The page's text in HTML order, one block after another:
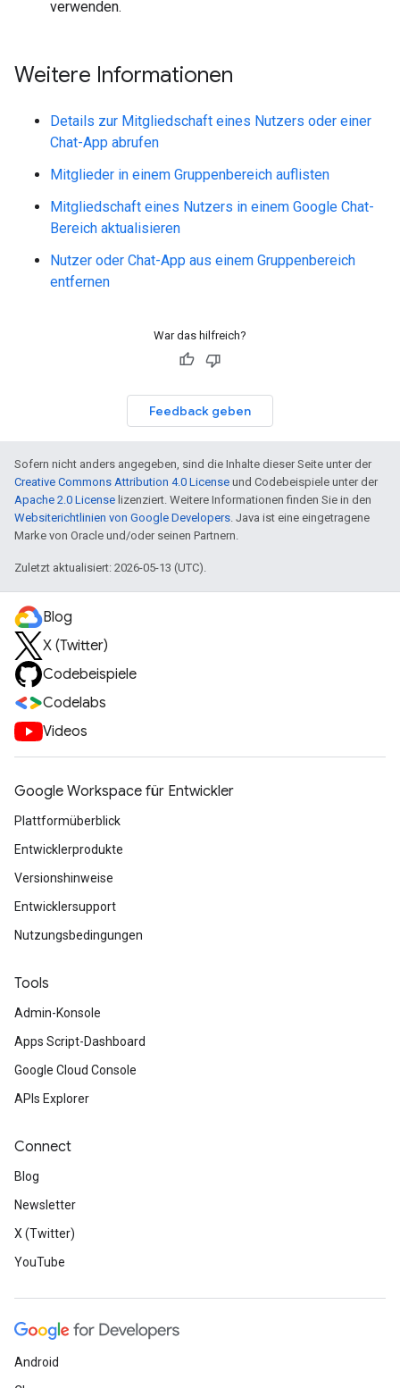
verwenden.
Weitere Informationen
Details zur Mitgliedschaft eines Nutzers oder einer
Chat-App abrufen
Mitglieder in einem Gruppenbereich auflisten
Mitgliedschaft eines Nutzers in einem Google Chat-
Bereich aktualisieren
Nutzer oder Chat-App aus einem Gruppenbereich
entfernen
War das hilfreich?
Feedback geben
Sofern nicht anders angegeben, sind die Inhalte dieser Seite unter der
Creative Commons Attribution 4.0 License und Codebeispiele unter der
Apache 2.0 License lizenziert. Weitere Informationen finden Sie in den
Websiterichtlinien von Google Developers. Java ist eine eingetragene
Marke von Oracle und/oder seinen Partnern.
Zuletzt aktualisiert: 2026-05-13 (UTC).
Blog
X (Twitter)
Codebeispiele
Codelabs
Videos
Google Workspace für Entwickler
Plattformüberblick
Entwicklerprodukte
Versionshinweise
Entwicklersupport
Nutzungsbedingungen
Tools
Admin-Konsole
Apps Script-Dashboard
Google Cloud Console
APIs Explorer
Connect
Blog
Newsletter
X (Twitter)
YouTube
Android